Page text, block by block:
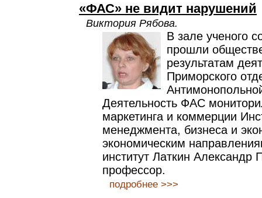
«ФАС» не видит нарушений
Виктория Рябова.
В зале ученого
прошли
результатам
Приморского
Деятельность ФАС
маркетинга и коммерции
менеджмента, бизнеса и
экономическим
институт Латкин
профессор.
подробнее >>>